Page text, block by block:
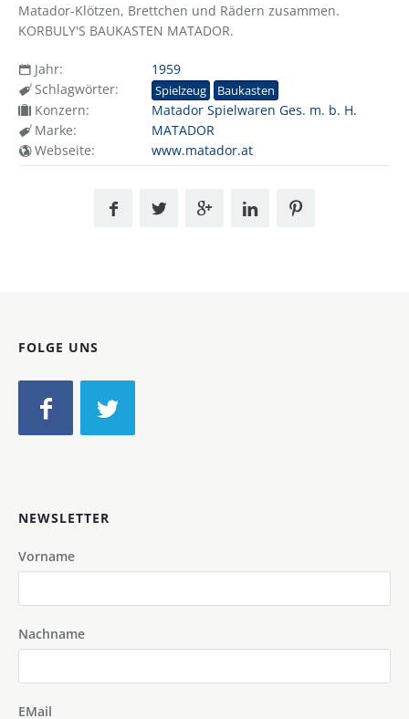
Matador-Klötzen, Brettchen und Rädern zusammen.
KORBULY'S BAUKASTEN MATADOR.
Jahr:
1959
Schlagwörter:
Spielzeug Baukasten
Konzern:
Matador Spielwaren Ges. m. b. H.
Marke:
MATADOR
Webseite:
www.matador.at
FOLGE UNS
NEWSLETTER
Vorname
Nachname
EMail